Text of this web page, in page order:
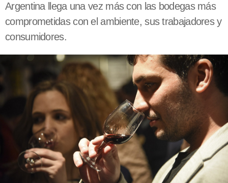
Argentina llega una vez más con las bodegas más
comprometidas con el ambiente, sus trabajadores y
consumidores.